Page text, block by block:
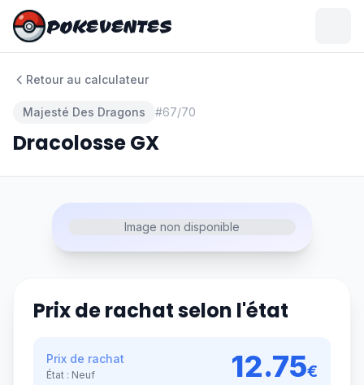
POKEVENTES
POKEVENTES
Retour au calculateur
Majesté Des Dragons #67/70
Dracolosse GX
Image non disponible
Prix de rachat selon l'état
Prix de rachat
État : Neuf 12.75€